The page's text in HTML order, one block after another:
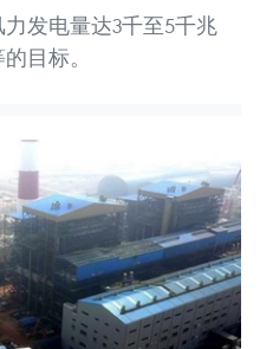
发电量达3千至5千兆
目标。